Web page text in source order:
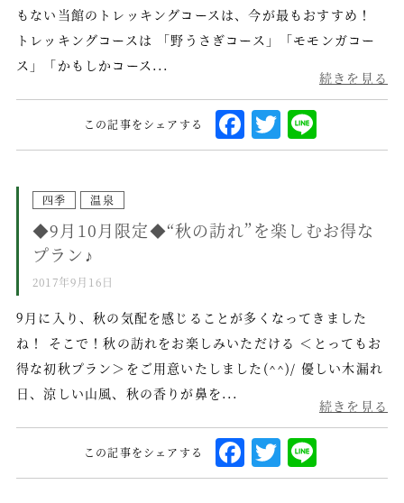
k
もない当館のトレッキングコースは、今が最もおすすめ！
トレッキングコースは 「野うさぎコース」「モモンガコー
ス」「かもしかコース...
続きを見る
この記事をシェアする F
a
b
k
T
w
r
i
四季 温泉
◆9月10月限定◆“秋の訪れ”を楽しむお得な
プラン♪
2017年9月16日
9月に入り、秋の気配を感じることが多くなってきました
ね！ そこで！秋の訪れをお楽しみいただける ＜とってもお
得な初秋プラン＞をご用意いたしました(^^)/ 優しい木漏れ
日、涼しい山風、秋の香りが鼻を...
続きを見る
この記事をシェアする F
a
T
w i